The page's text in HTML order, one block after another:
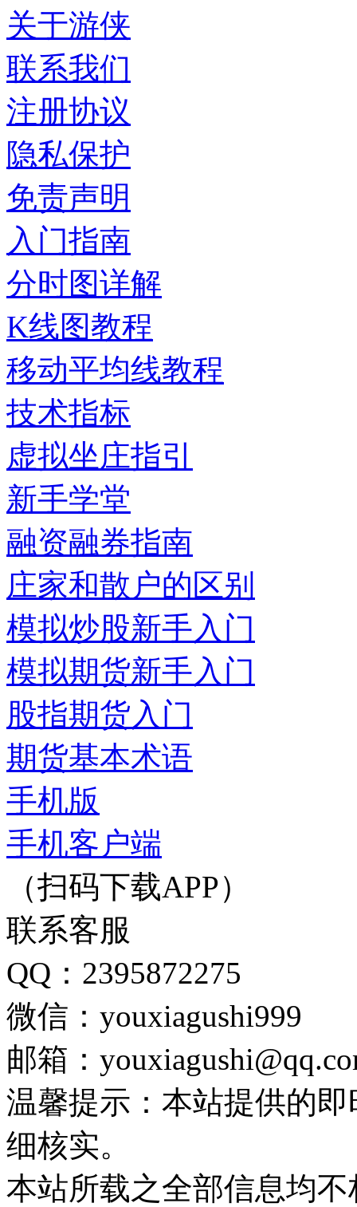
关于游侠
联系我们
注册协议
隐私保护
免责声明
入门指南
分时图详解
K线图教程
移动平均线教程
技术指标
虚拟坐庄指引
新手学堂
融资融券指南
庄家和散户的区别
模拟炒股新手入门
模拟期货新手入门
股指期货入门
期货基本术语
手机版
手机客户端
（扫码下载APP）
联系客服
QQ：2395872275
微信：youxiagushi999
邮箱：
温馨提示：本站提供的
细核实。
本站所载之全部信息均